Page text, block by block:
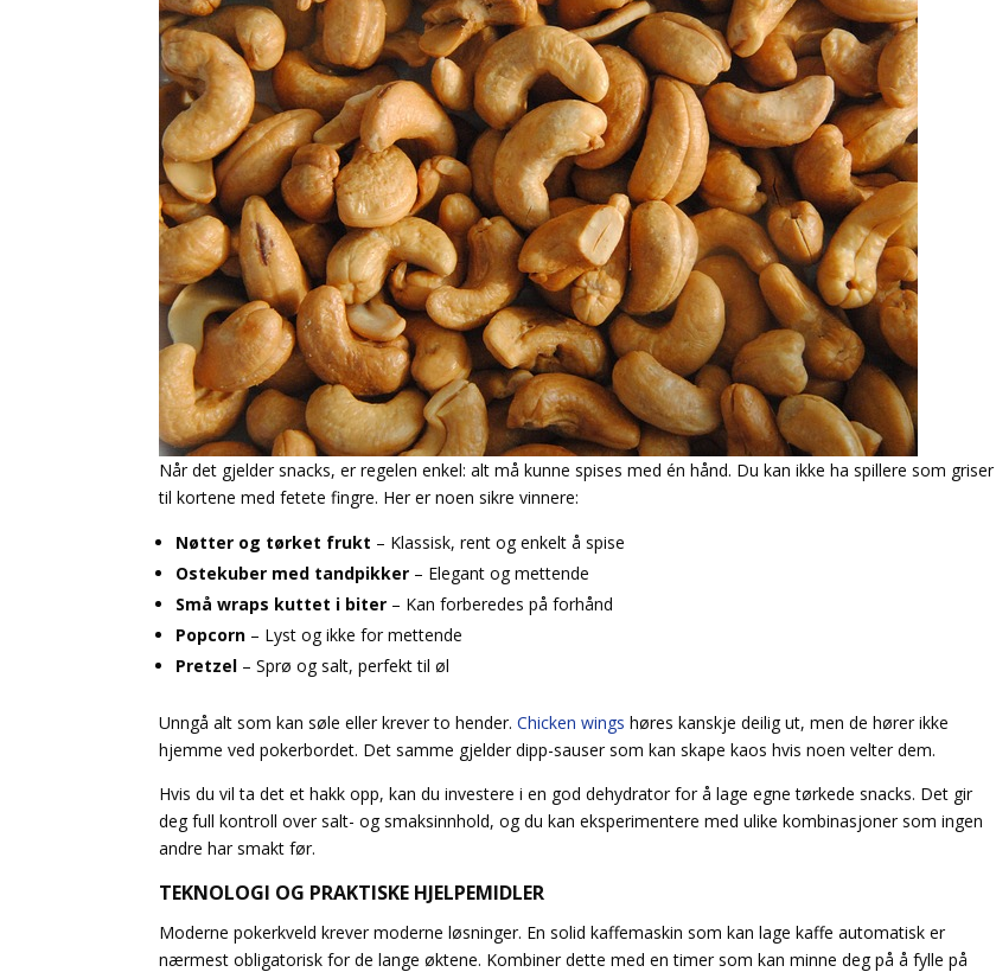
Når det gjelder snacks, er regelen enkel: alt må kunne spises med én hånd. Du kan ikke ha spillere som griser
til kortene med fetete fingre. Her er noen sikre vinnere:
Nøtter og tørket frukt – Klassisk, rent og enkelt å spise
Ostekuber med tandpikker – Elegant og mettende
Små wraps kuttet i biter – Kan forberedes på forhånd
Popcorn – Lyst og ikke for mettende
Pretzel – Sprø og salt, perfekt til øl
Unngå alt som kan søle eller krever to hender.Chicken wings høres kanskje deilig ut, men de hører ikke
hjemme ved pokerbordet. Det samme gjelder dipp-sauser som kan skape kaos hvis noen velter dem.
Hvis du vil ta det et hakk opp, kan du investere i en god dehydrator for å lage egne tørkede snacks. Det gir
deg full kontroll over salt- og smaksinnhold, og du kan eksperimentere med ulike kombinasjoner som ingen
andre har smakt før.
TEKNOLOGI OG PRAKTISKE HJELPEMIDLER
Moderne pokerkveld krever moderne løsninger. En solid kaffemaskin som kan lage kaffe automatisk er
nærmest obligatorisk for de lange øktene. Kombiner dette med en timer som kan minne deg på å fylle på